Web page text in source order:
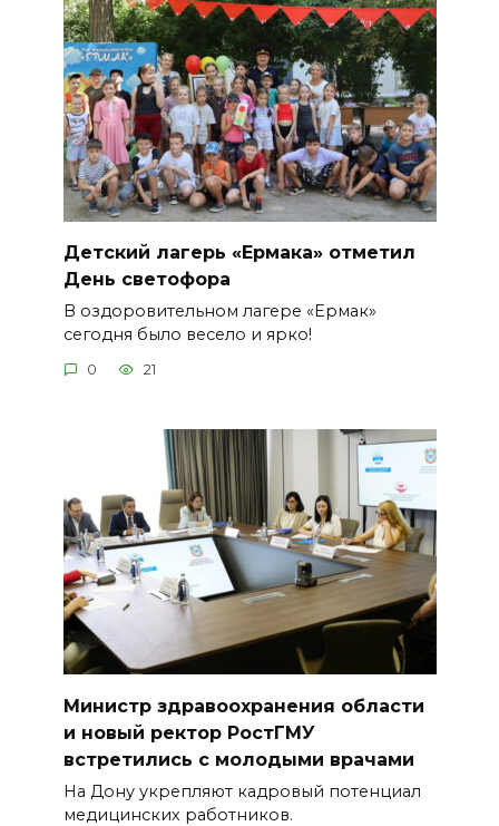
Детский лагерь «Ермака» отметил
День светофора
В оздоровительном лагере «Ермак»
сегодня было весело и ярко!
0 21
Министр здравоохранения области
и новый ректор РостГМУ
встретились с молодыми врачами
На Дону укрепляют кадровый потенциал
медицинских работников.